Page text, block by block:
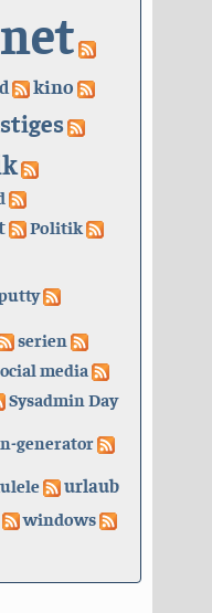
kino
Politik
serien
media
Sysadmin Day
generator
urlaub
windows